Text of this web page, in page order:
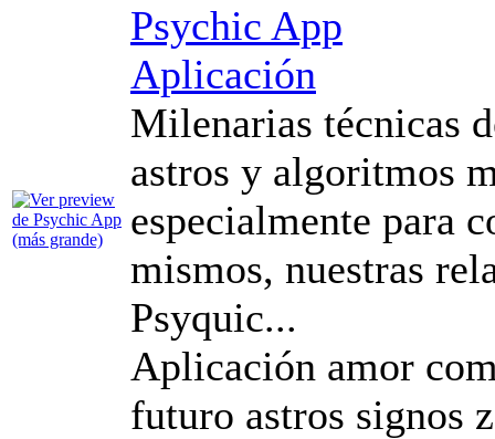
Psychic App
Aplicación
Milenarias técnicas
astros y algoritmos
especialmente para
mismos, nuestras
Psyquic...
Aplicación amor
futuro astros signos